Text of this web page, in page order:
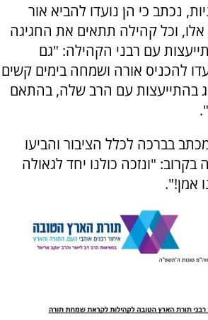
נכתב כי הן נועדו להביא אור
וכל קהילה תתאים את החגיגה
עם רבני הקהילה: "גם
להכניס אורה ושמחה בימים קשים
בהתייעצות עם הרב שלה, בהתאם
בברכה לכלל הציבור והביעו
"ונזכה כולנו יחד לגאולה
אמן!".